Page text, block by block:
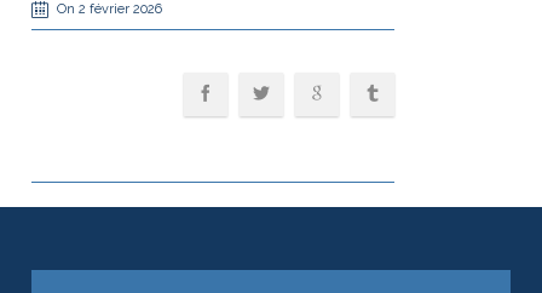
On 2 février 2026